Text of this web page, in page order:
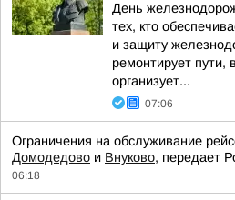
День
тех, кто
и защиту
ремонтирует пути,
организует...
07:06
Ограничения на обслуживание
Домодедово и Внуково, передает
06:18